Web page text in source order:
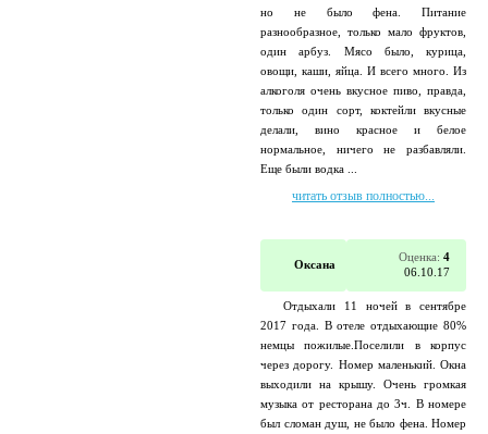
но не было фена. Питание
разнообразное, только мало фруктов,
один арбуз. Мясо было, курица,
овощи, каши, яйца. И всего много. Из
алкоголя очень вкусное пиво, правда,
только один сорт, коктейли вкусные
делали, вино красное и белое
нормальное, ничего не разбавляли.
Еще были водка ...
читать отзыв полностью...
Оксана
Оценка: 4
06.10.17
Отдыхали 11 ночей в сентябре
2017 года. В отеле отдыхающие 80%
немцы пожилые.Поселили в корпус
через дорогу. Номер маленький. Окна
выходили на крышу. Очень громкая
музыка от ресторана до 3ч. В номере
был сломан душ, не было фена. Номер